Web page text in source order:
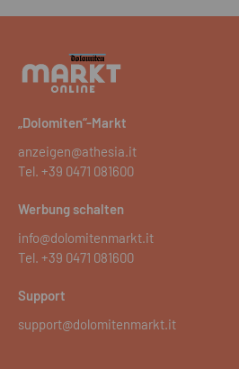
„Dolomiten“-Markt
anzeigen@athesia.it
Tel. +39 0471 081600
Werbung schalten
info@dolomitenmarkt.it
Tel. +39 0471 081600
Support
support@dolomitenmarkt.it